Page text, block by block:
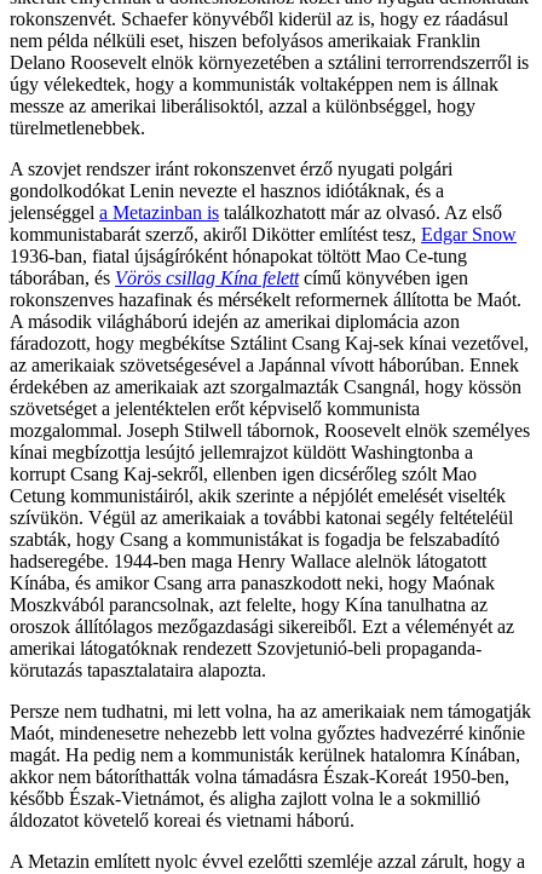
rokonszenvét. Schaefer könyvéből kiderül az is, hogy ez ráadásul
nem példa nélküli eset, hiszen befolyásos amerikaiak Franklin
Delano Roosevelt elnök környezetében a sztálini terrorrendszerről is
úgy vélekedtek, hogy a kommunisták voltaképpen nem is állnak
messze az amerikai liberálisoktól, azzal a különbséggel, hogy
türelmetlenebbek.
A szovjet rendszer iránt rokonszenvet érző nyugati polgári
gondolkodókat Lenin nevezte el hasznos idiótáknak, és a
jelenséggel a Metazinban is találkozhatott már az olvasó. Az első
kommunistabarát szerző, akiről Dikötter említést tesz, Edgar Snow
1936-ban, fiatal újságíróként hónapokat töltött Mao Ce-tung
táborában, és Vörös csillag Kína felettcímű könyvében igen
rokonszenves hazafinak és mérsékelt reformernek állította be Maót.
A második világháború idején az amerikai diplomácia azon
fáradozott, hogy megbékítse Sztálint Csang Kaj-sek kínai vezetővel,
az amerikaiak szövetségesével a Japánnal vívott háborúban. Ennek
érdekében az amerikaiak azt szorgalmazták Csangnál, hogy kössön
szövetséget a jelentéktelen erőt képviselő kommunista
mozgalommal. Joseph Stilwell tábornok, Roosevelt elnök személyes
kínai megbízottja lesújtó jellemrajzot küldött Washingtonba a
korrupt Csang Kaj-sekről, ellenben igen dicsérőleg szólt Mao
Cetung kommunistáiról, akik szerinte a népjólét emelését viselték
szívükön. Végül az amerikaiak a további katonai segély feltételéül
szabták, hogy Csang a kommunistákat is fogadja be felszabadító
hadseregébe. 1944-ben maga Henry Wallace alelnök látogatott
Kínába, és amikor Csang arra panaszkodott neki, hogy Maónak
Moszkvából parancsolnak, azt felelte, hogy Kína tanulhatna az
oroszok állítólagos mezőgazdasági sikereiből. Ezt a véleményét az
amerikai látogatóknak rendezett Szovjetunió-beli propaganda-
körutazás tapasztalataira alapozta.
Persze nem tudhatni, mi lett volna, ha az amerikaiak nem támogatják
Maót, mindenesetre nehezebb lett volna győztes hadvezérré kinőnie
magát. Ha pedig nem a kommunisták kerülnek hatalomra Kínában,
akkor nem bátoríthatták volna támadásra Észak-Koreát 1950-ben,
később Észak-Vietnámot, és aligha zajlott volna le a sokmillió
áldozatot követelő koreai és vietnami háború.
A Metazin említett nyolc évvel ezelőtti szemléje azzal zárult, hogy a